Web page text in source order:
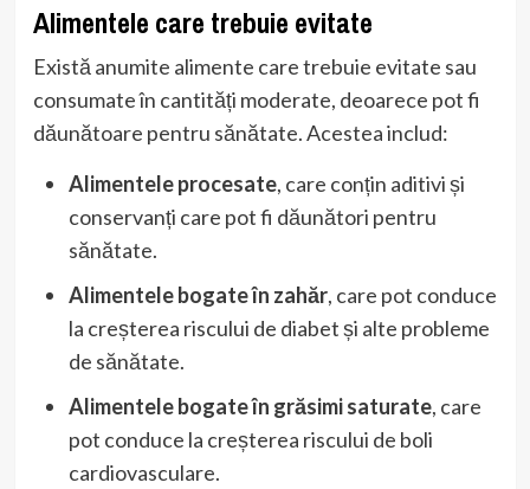
Alimentele care trebuie evitate
Există anumite alimente care trebuie evitate sau
consumate în cantități moderate, deoarece pot fi
dăunătoare pentru sănătate. Acestea includ:
Alimentele procesate, care conțin aditivi și
conservanți care pot fi dăunători pentru
sănătate.
Alimentele bogate în zahăr, care pot conduce
la creșterea riscului de diabet și alte probleme
de sănătate.
Alimentele bogate în grăsimi saturate, care
pot conduce la creșterea riscului de boli
cardiovasculare.